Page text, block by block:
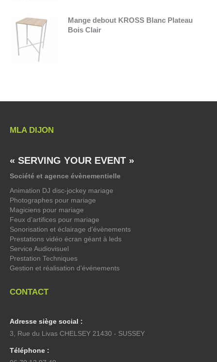
Mange debout KROSS Blanc Plateau
Bois Clair
MLA DIJON
« SERVING YOUR EVENT »
Société et agence évènementielle
Animation DJ disc-jockey mariage
Photographes pour mariage
Magiciens pour mariage
Feux d’artifices pour mariage
Sonorisation et éclairage d’évènements
Prestations vidéo écran géant à leds
Service Audiovisuel
Prestation Techniques
Gestion et réalisation d’événements
CONTACT
Adresse siège social :
3, Rue du Livas CHELSEY 21430 - SUSSEY
Téléphone :